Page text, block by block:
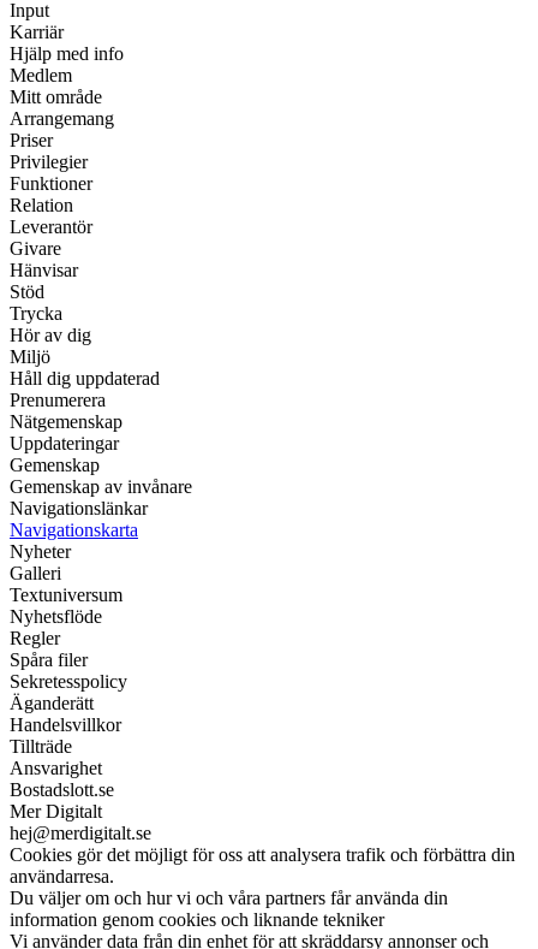
Input
Karriär
Hjälp med info
Medlem
Mitt område
Arrangemang
Priser
Privilegier
Funktioner
Relation
Leverantör
Givare
Hänvisar
Stöd
Trycka
Hör av dig
Miljö
Håll dig uppdaterad
Prenumerera
Nätgemenskap
Uppdateringar
Gemenskap
Gemenskap av invånare
Navigationslänkar
Navigationskarta
Nyheter
Galleri
Textuniversum
Nyhetsflöde
Regler
Spåra filer
Sekretesspolicy
Äganderätt
Handelsvillkor
Tillträde
Ansvarighet
Bostadslott.se
Mer Digitalt
hej@merdigitalt.se
Cookies gör det möjligt för oss att analysera trafik och förbättra din
användarresa.
Du väljer om och hur vi och våra partners får använda din
information genom cookies och liknande tekniker
Vi använder data från din enhet för att skräddarsy annonser och